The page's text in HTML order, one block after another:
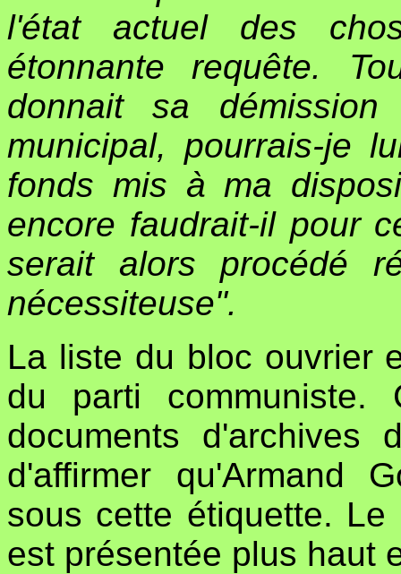
l'état actuel des
étonnante requête.
donnait sa
municipal, pourrais-je
fonds mis à ma
encore faudrait-il pour
serait alors procédé
nécessiteuse".
La liste du bloc ouvrier
du parti communiste.
documents d'archives
d'affirmer qu'Armand
sous cette étiquette.
est présentée plus haut